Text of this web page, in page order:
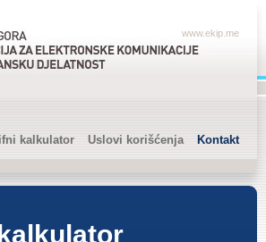
www.ekip.me
kalkulator Uslovi korišćenja Kontakt